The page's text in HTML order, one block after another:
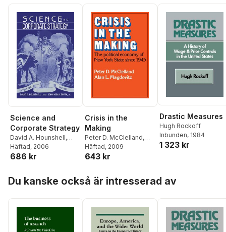
Science and
Corporate Strategy
David A. Hounshell,
John Kenly Smith Jr
Häftad, 2006
686 kr
Crisis in the
Making
Peter D. McClelland,
Alan L. Magdovitz
Häftad, 2009
643 kr
Drastic Measures
Hugh Rockoff
Inbunden, 1984
1 323 kr
Du kanske också är intresserad av